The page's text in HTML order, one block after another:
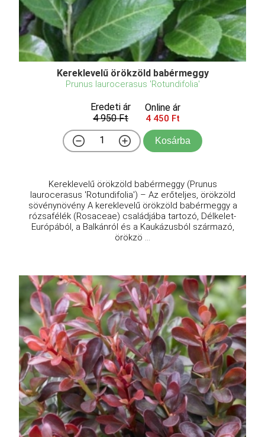
Kereklevelű örökzöld babérmeggy
Prunus laurocerasus 'Rotundifolia'
Eredeti ár
4 950 Ft
Online ár
4 450 Ft
Kosárba
Kereklevelű örökzöld babérmeggy (Prunus
laurocerasus 'Rotundifolia') – Az erőteljes, örökzöld
sövénynövény A kereklevelű örökzöld babérmeggy a
rózsafélék (Rosaceae) családjába tartozó, Délkelet-
Európából, a Balkánról és a Kaukázusból származó,
örökzö ...